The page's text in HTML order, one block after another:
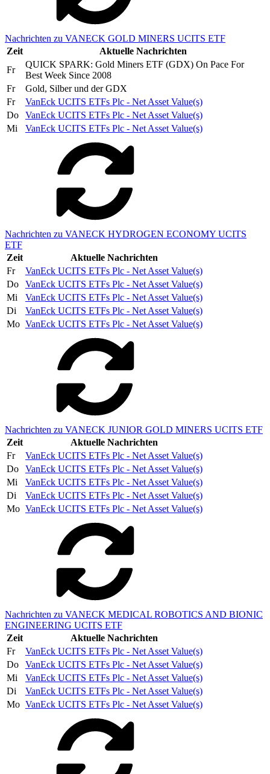
Nachrichten zu VANECK GOLD MINERS UCITS ETF
Zeit
Aktuelle Nachrichten
Fr
QUICK SPARK: Gold Miners ETF (GDX) On Pace For
Best Week Since 2008
Fr
Gold, Silber und der GDX
Fr
VanEck UCITS ETFs Plc - Net Asset Value(s)
Do
VanEck UCITS ETFs Plc - Net Asset Value(s)
Mi
VanEck UCITS ETFs Plc - Net Asset Value(s)
Nachrichten zu VANECK HYDROGEN ECONOMY UCITS
ETF
Zeit
Aktuelle Nachrichten
Fr
VanEck UCITS ETFs Plc - Net Asset Value(s)
Do
VanEck UCITS ETFs Plc - Net Asset Value(s)
Mi
VanEck UCITS ETFs Plc - Net Asset Value(s)
Di
VanEck UCITS ETFs Plc - Net Asset Value(s)
Mo VanEck UCITS ETFs Plc - Net Asset Value(s)
Nachrichten zu VANECK JUNIOR GOLD MINERS UCITS ETF
Zeit
Aktuelle Nachrichten
Fr
VanEck UCITS ETFs Plc - Net Asset Value(s)
Do
VanEck UCITS ETFs Plc - Net Asset Value(s)
Mi
VanEck UCITS ETFs Plc - Net Asset Value(s)
Di
VanEck UCITS ETFs Plc - Net Asset Value(s)
Mo VanEck UCITS ETFs Plc - Net Asset Value(s)
Nachrichten zu VANECK MEDICAL ROBOTICS AND BIONIC
ENGINEERING UCITS ETF
Zeit
Aktuelle Nachrichten
Fr
VanEck UCITS ETFs Plc - Net Asset Value(s)
Do
VanEck UCITS ETFs Plc - Net Asset Value(s)
Mi
VanEck UCITS ETFs Plc - Net Asset Value(s)
Di
VanEck UCITS ETFs Plc - Net Asset Value(s)
Mo VanEck UCITS ETFs Plc - Net Asset Value(s)